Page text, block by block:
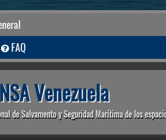
FAQ
Venezuela
de Salvamento y Seguridad Marítima de los